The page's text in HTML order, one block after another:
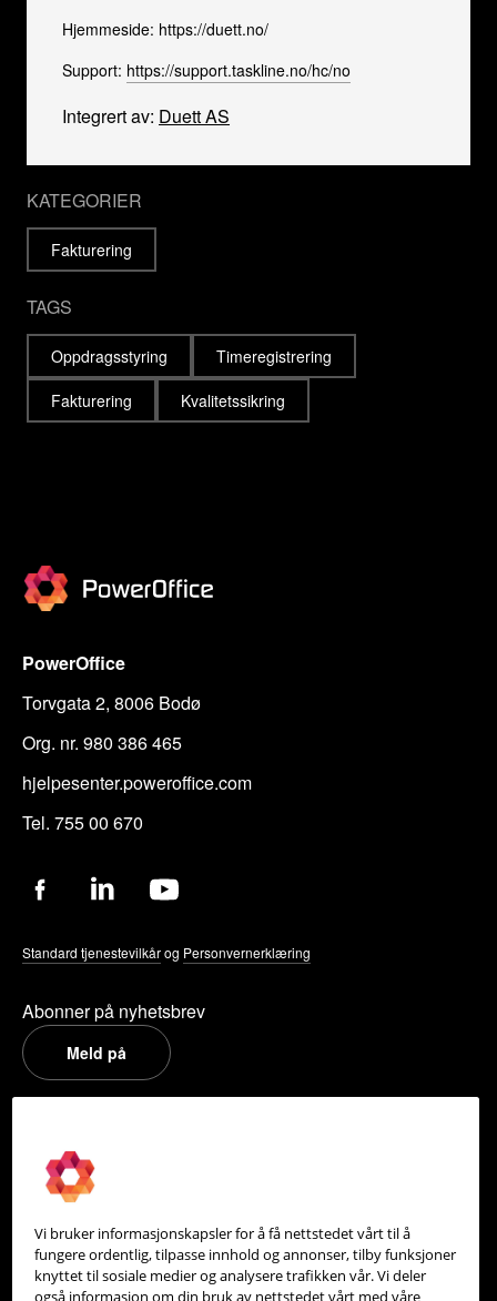
Hjemmeside: https://duett.no/
Support: https://support.taskline.no/hc/no
Integrert av: Duett AS
KATEGORIER
Fakturering
TAGS
Oppdragsstyring
Timeregistrering
Fakturering
Kvalitetssikring
PowerOffice
Torvgata 2, 8006 Bodø
Org. nr. 980 386 465
hjelpesenter.poweroffice.com
Tel. 755 00 670
Standard tjenestevilkårog Personvernerklæring
Abonner på nyhetsbrev
Meld på
Om oss
Partneroversikt
Integrasjoner
Hjelpesenter
Vi bruker informasjonskapsler for å få nettstedet vårt til å
fungere ordentlig, tilpasse innhold og annonser, tilby funksjoner
knyttet til sosiale medier og analysere trafikken vår. Vi deler
også informasjon om din bruk av nettstedet vårt med våre